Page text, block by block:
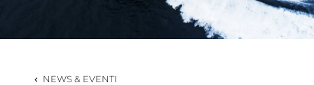
L'AZIENDA
NEWS & EVENTI